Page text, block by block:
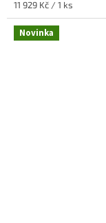
Měrná
cena:
11 929 Kč / 1 ks
Novinka